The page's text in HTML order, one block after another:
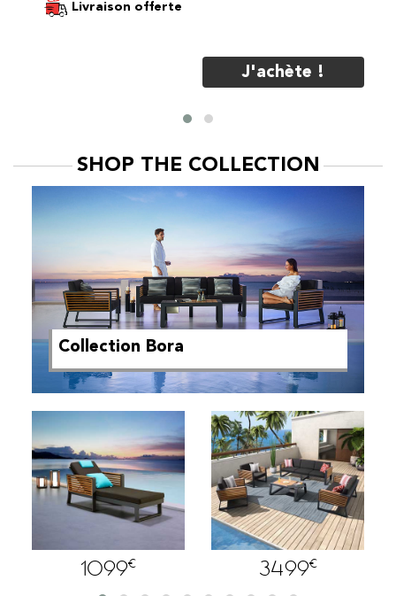
Livraison offerte
J'achète !
SHOP THE COLLECTION
Collection Bora
1099€ 3499€